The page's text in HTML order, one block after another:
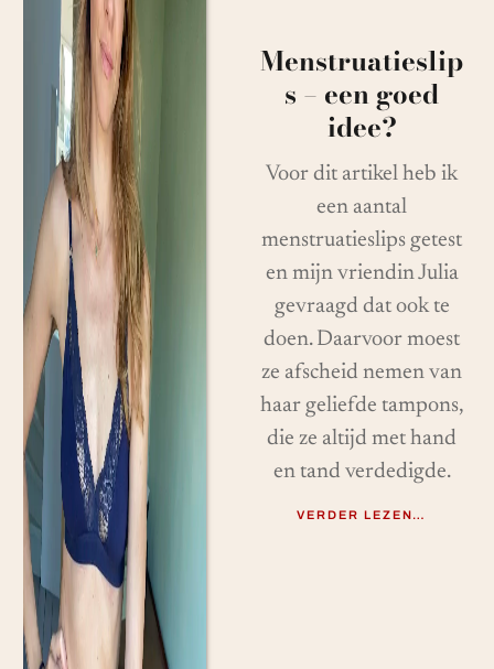
Menstruatieslip
s – een goed
idee?
Voor dit artikel heb ik
een aantal
menstruatieslips getest
en mijn vriendin Julia
gevraagd dat ook te
doen. Daarvoor moest
ze afscheid nemen van
haar geliefde tampons,
die ze altijd met hand
en tand verdedigde.
VERDER LEZEN…